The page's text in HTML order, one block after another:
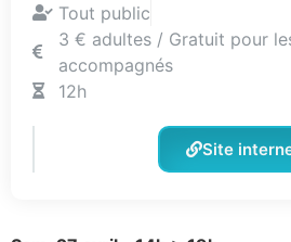
Tout public
3 € adultes / Gratuit pour
accompagnés
12h
Site